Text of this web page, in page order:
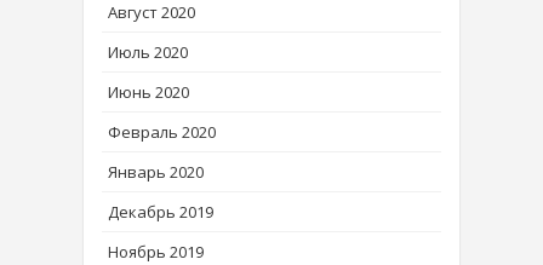
Август 2020
Июль 2020
Июнь 2020
Февраль 2020
Январь 2020
Декабрь 2019
Ноябрь 2019